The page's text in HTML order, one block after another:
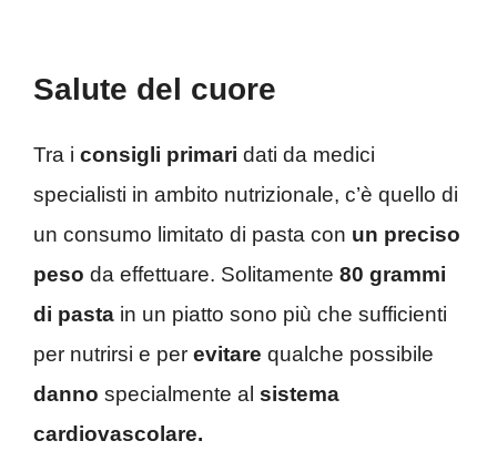
Salute del cuore
Tra i consigli primari dati da medici
specialisti in ambito nutrizionale, c’è quello di
un consumo limitato di pasta con un preciso
peso da effettuare. Solitamente 80 grammi
di pasta in un piatto sono più che sufficienti
per nutrirsi e per evitare qualche possibile
danno specialmente al sistema
cardiovascolare.